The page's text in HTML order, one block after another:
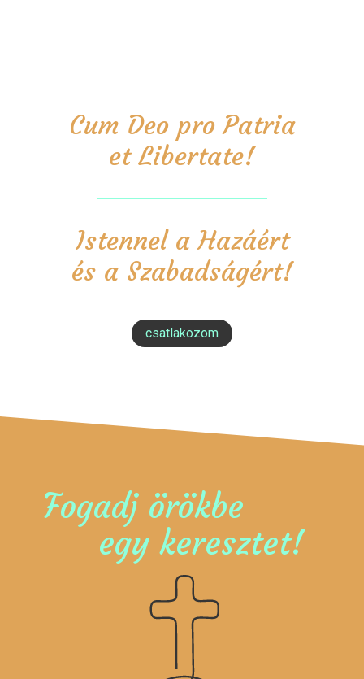
Cum Deo pro Patria
et Libertate!
Istennel a Hazáért
és a Szabadságért!
csatlakozom
Fogadj örökbe
egy keresztet!